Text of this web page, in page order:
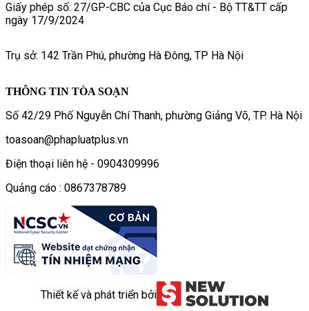
Giấy phép số: 27/GP-CBC của Cục Báo chí - Bộ TT&TT cấp
ngày 17/9/2024
Trụ sở: 142 Trần Phú, phường Hà Đông, TP Hà Nội
THÔNG TIN TÒA SOẠN
Số 42/29 Phố Nguyễn Chí Thanh, phường Giảng Võ, TP. Hà Nội
toasoan@phapluatplus.vn
Điện thoại liên hệ - 0904309996
Quảng cáo : 0867378789
Thiết kế và phát triển bởi